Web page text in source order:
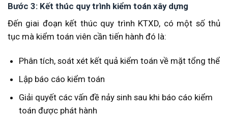
Bước 3: Kết thúc quy trình kiểm toán xây dựng
Đến giai đoạn kết thúc quy trình KTXD, có một số thủ
tục mà kiểm toán viên cần tiến hành đó là:
Phân tích, soát xét kết quả kiểm toán về mặt tổng thể
Lập báo cáo kiểm toán
Giải quyết các vấn đề nảy sinh sau khi báo cáo kiểm
toán được phát hành